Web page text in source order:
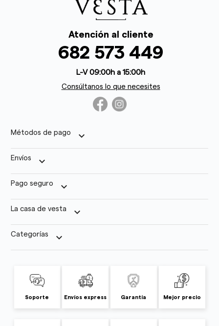
Atención al cliente
682 573 449
L-V 09:00h a 15:00h
Consúltanos lo que necesites
Métodos de pago keyboard_arrow_down
Envíos keyboard_arrow_down
Pago seguro keyboard_arrow_down
La casa de vesta keyboard_arrow_down
Categorías keyboard_arrow_down
Soporte Envíos express Garantía Mejor precio